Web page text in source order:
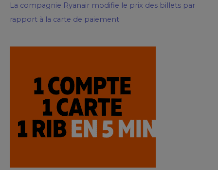
La compagnie Ryanair modifie le prix des billets par
rapport à la carte de paiement